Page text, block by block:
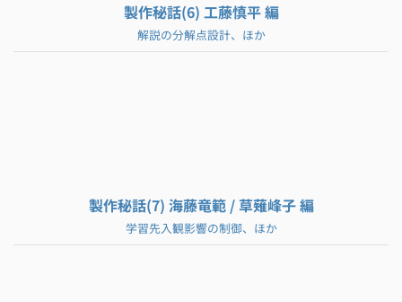
製作秘話(6) 工藤慎平 編
解説の分解点設計、ほか
製作秘話(7) 海藤竜範 / 草薙峰子 編
学習先入観影響の制御、ほか